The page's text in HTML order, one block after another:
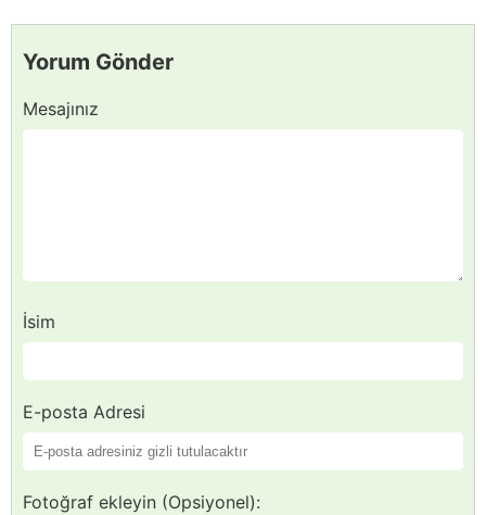
Yorum Gönder
Mesajınız
İsim
E-posta Adresi
Fotoğraf ekleyin (Opsiyonel):